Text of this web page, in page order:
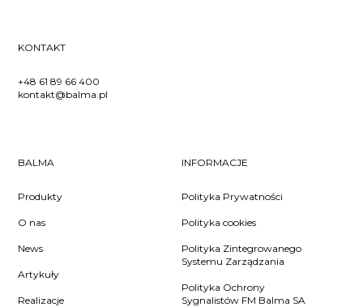
KONTAKT
+48 61 89 66 400
kontakt@balma.pl
BALMA
Produkty
O nas
News
Artykuły
Realizacje
INFORMACJE
Polityka Prywatności
Polityka cookies
Polityka Zintegrowanego
Systemu Zarządzania
Polityka Ochrony
Sygnalistów FM Balma SA